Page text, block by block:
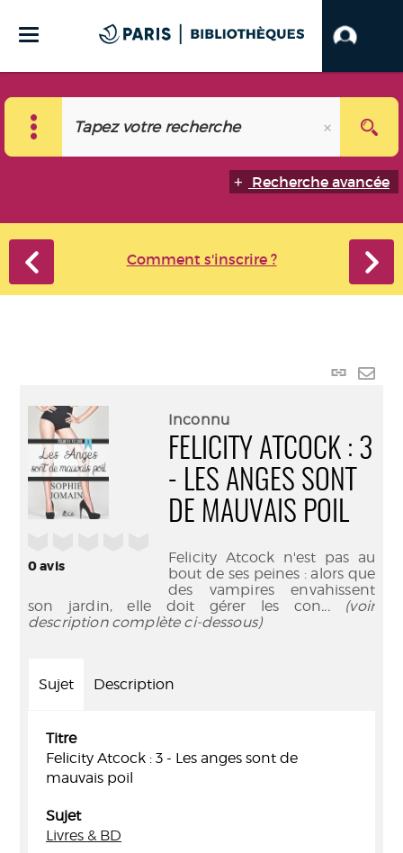
Recherche avancée
Comment s'inscrire ?
Lien
mail
0avis
Inconnu
FELICITY ATCOCK : 3
- LES ANGES SONT
DE MAUVAIS POIL
Felicity Atcock n'est pas au
bout de ses peines : alors que
des vampires envahissent
son jardin, elle doit gérer les con... (voir
description complète ci-dessous)
Sujet Description
Titre
Felicity Atcock : 3 - Les anges sont de
mauvais poil
Sujet
Livres & BD